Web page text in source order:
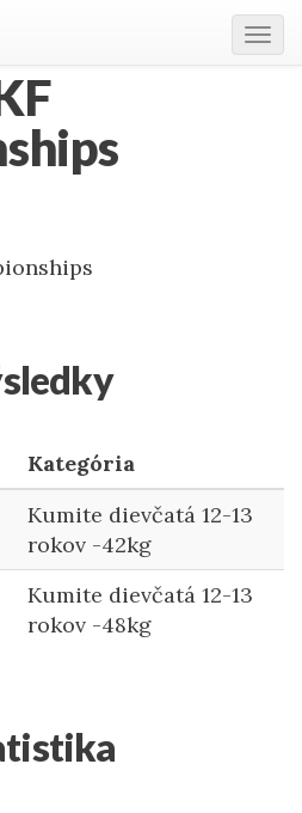
Kategória
Kumite dievčatá 12-13
rokov -42kg
Kumite dievčatá 12-13
rokov -48kg